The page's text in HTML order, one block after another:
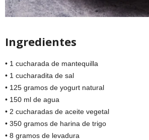
Ingredientes
• 1 cucharada de mantequilla
• 1 cucharadita de sal
• 125 gramos de yogurt natural
• 150 ml de agua
• 2 cucharadas de aceite vegetal
• 350 gramos de harina de trigo
• 8 gramos de levadura